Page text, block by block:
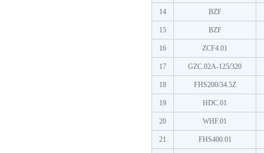
14 BZF
15 BZF
16 ZCF4.01
17 GZC.02A-125/320
18 FHS200/34.5Z
19 HDC.01
20 WHF.01
21 FHS400.01